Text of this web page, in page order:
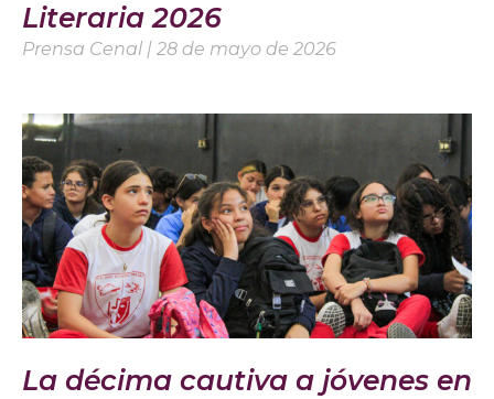
Literaria 2026
Prensa Cenal 28 de mayo de 2026
La décima cautiva a jóvenes en